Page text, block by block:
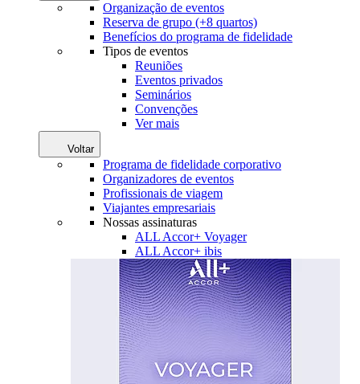
Organização de eventos
Reserva de grupo (+8 quartos)
Benefícios do programa de fidelidade
Tipos de eventos
Reuniões
Eventos privados
Seminários
Convenções
Ver mais
Voltar
Programa de fidelidade corporativo
Organizadores de eventos
Profissionais de viagem
Viajantes empresariais
Nossas assinaturas
ALL Accor+ Voyager
ALL Accor+ ibis